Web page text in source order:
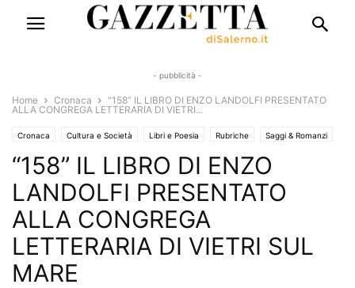
- pubblicità -
Home Cronaca
“158” IL LIBRO DI ENZO LANDOLFI PRESENTATO
ALLA CONGREGA LETTERARIA DI VIETRI...
Cronaca Cultura e Società Libri e Poesia Rubriche Saggi & Romanzi
Territori Storia del territorio
“158” IL LIBRO DI ENZO
LANDOLFI PRESENTATO
ALLA CONGREGA
LETTERARIA DI VIETRI SUL
MARE